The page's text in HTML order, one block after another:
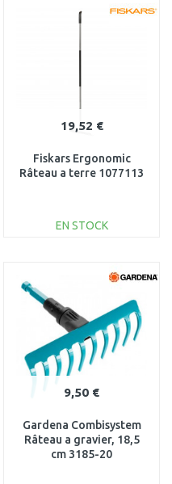
Au comparatif
19,52 €
Fiskars Ergonomic
Râteau a terre 1077113
EN STOCK
9,50 €
Gardena Combisystem
Râteau a gravier, 18,5
cm 3185-20